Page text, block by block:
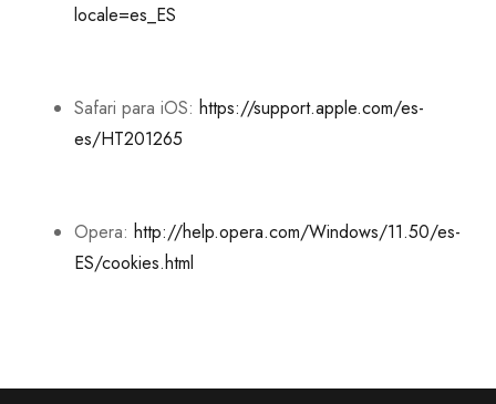
locale=es_ES
Safari para iOS: https://support.apple.com/es-
es/HT201265
Opera: http://help.opera.com/Windows/11.50/es-
ES/cookies.html